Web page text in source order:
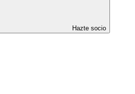
Hazte socio